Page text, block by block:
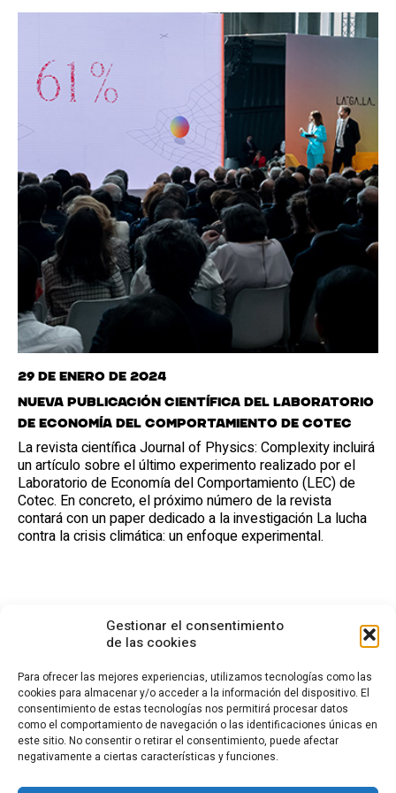
Gestionar el consentimiento
de las cookies
Para ofrecer las mejores experiencias, utilizamos tecnologías como las
cookies para almacenar y/o acceder a la información del dispositivo. El
consentimiento de estas tecnologías nos permitirá procesar datos
como el comportamiento de navegación o las identificaciones únicas en
este sitio. No consentir o retirar el consentimiento, puede afectar
negativamente a ciertas características y funciones.
29 de enero de 2024
Nueva publicación científica del Laboratorio
de Economía del Comportamiento de Cotec
La revista científica Journal of Physics: Complexity incluirá
un artículo sobre el último experimento realizado por el
Laboratorio de Economía del Comportamiento (LEC) de
Cotec. En concreto, el próximo número de la revista
contará con un paper dedicado a la investigación La lucha
contra la crisis climática: un enfoque experimental.
CONTACTO
Calle Cea Bermúdez, 3
28003 - Madrid. España